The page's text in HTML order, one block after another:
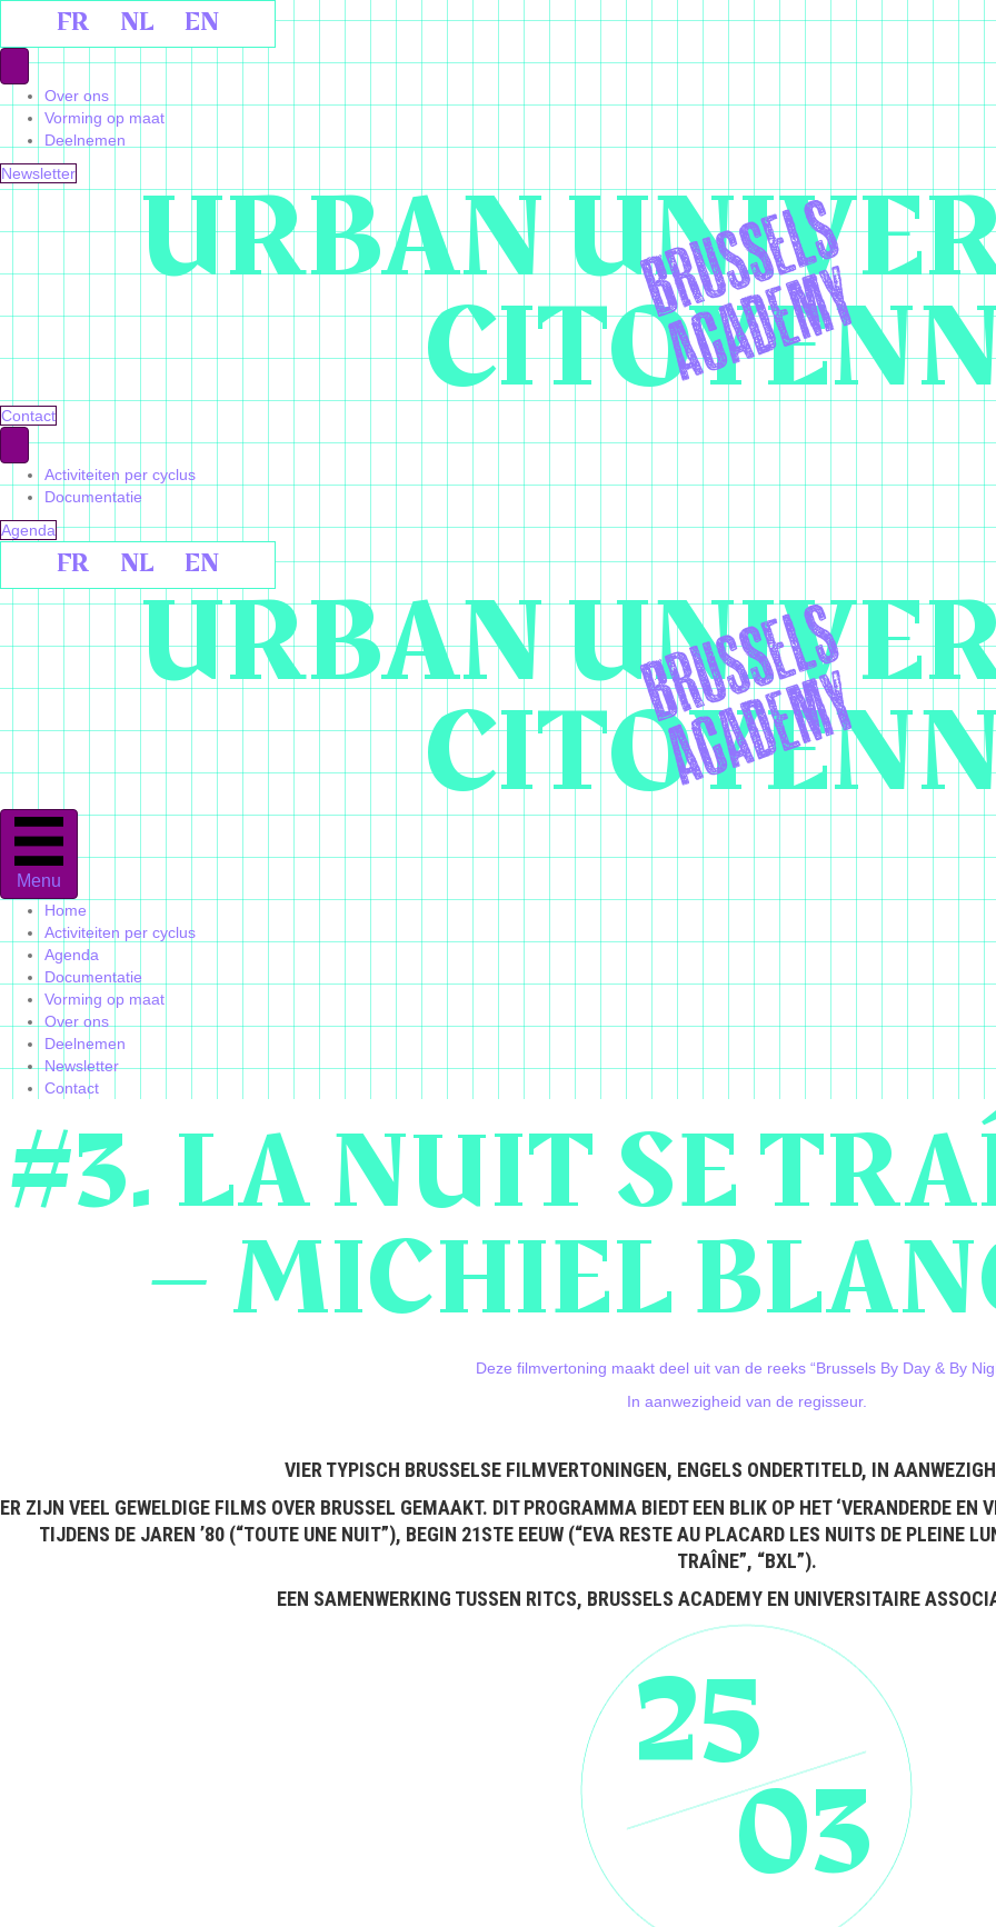
FR NL EN
Over ons
Vorming op maat
Deelnemen
Newsletter
URBAN
Contact
Activiteiten per cyclus
Documentatie
Agenda
FR NL EN
URBAN
Menu
Home
Activiteiten per cyclus
Agenda
Documentatie
Vorming op maat
Over ons
Deelnemen
Newsletter
Contact
#3. LA NUIT SE
– MICHIEL
Deze filmvertoning maakt deel uit van de reeks “Brussels By Day & By
In aanwezigheid van de regisseur.
VIER TYPISCH BRUSSELSE FILMVERTONINGEN, ENGELS ONDERTITELD, IN
ER ZIJN VEEL GEWELDIGE FILMS OVER BRUSSEL GEMAAKT. DIT PROGRAMMA BIEDT EEN BLIK OP HET ‘VERANDERDE EN
TIJDENS DE JAREN ’80 (“TOUTE UNE NUIT”), BEGIN 21STE EEUW (“EVA RESTE AU PLACARD LES NUITS DE PLEINE
TRAÎNE”, “BXL”).
EEN SAMENWERKING TUSSEN RITCS, BRUSSELS ACADEMY EN UNIVERSITAIRE
25
03